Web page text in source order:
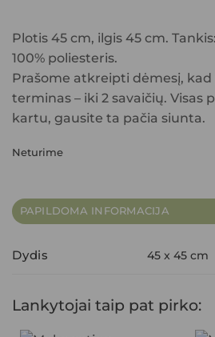
Plotis 45 cm, ilgis 45 cm.
100% poliesteris.
Prašome atkreipti dėmesį,
terminas – iki 2 savaičių. Visas
kartu, gausite ta pačia siunta.
Neturime
PAPILDOMA INFORMACIJA
Dydis 45 x 45 cm
Lankytojai taip pat pirko: